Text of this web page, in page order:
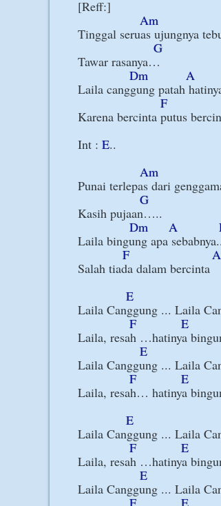
[Reff:]
Am
Tinggal seruas ujungnya
G
Tawar rasanya…
Dm
A
Laila canggung patah
F
Karena bercinta putus
Int : E..
Am
Punai terlepas dari
G
Kasih pujaan…..
Dm
A
Laila bingung apa sebabnya..
F
Salah tiada dalam bercinta
E
Laila Canggung ... Laila
F
E
Laila, resah …hatinya
E
Laila Canggung ... Laila
F
E
Laila, resah… hatinya
E
Laila Canggung ... Laila
F
E
Laila, resah …hatinya
E
Laila Canggung ... Laila
F
E